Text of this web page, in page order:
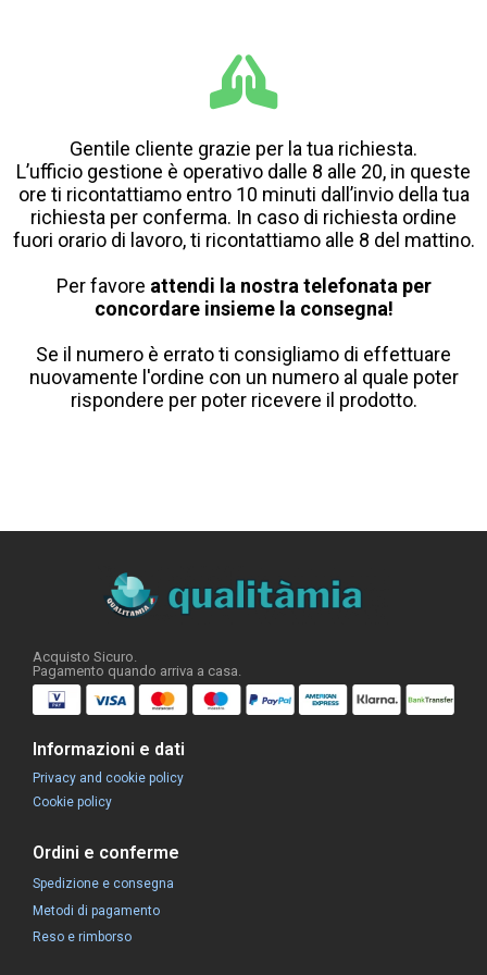
Gentile cliente grazie per la tua richiesta.
L’ufficio gestione è operativo dalle 8 alle 20, in queste
ore ti ricontattiamo entro 10 minuti dall’invio della tua
richiesta per conferma. In caso di richiesta ordine
fuori orario di lavoro, ti ricontattiamo alle 8 del mattino.
Per favore attendi la nostra telefonata per
concordare insieme la consegna!
Se il numero è errato ti consigliamo di effettuare
nuovamente l'ordine con un numero al quale poter
rispondere per poter ricevere il prodotto.
Acquisto Sicuro.
Pagamento quando arriva a casa.
Informazioni e dati
Privacy and cookie policy
Cookie policy
Ordini e conferme
Spedizione e consegna
Metodi di pagamento
Reso e rimborso